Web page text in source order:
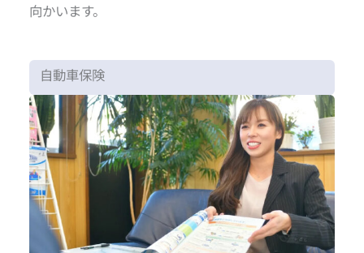
向かいます。
自動車保険